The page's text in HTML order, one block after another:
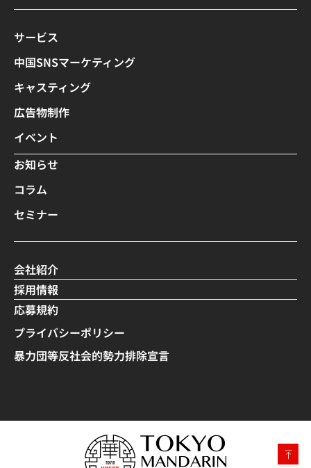
サービス
中国SNSマーケティング
キャスティング
広告物制作
イベント
お知らせ
コラム
セミナー
会社紹介
採用情報
応募規約
プライバシーポリシー
暴力団等反社会的勢力排除宣言